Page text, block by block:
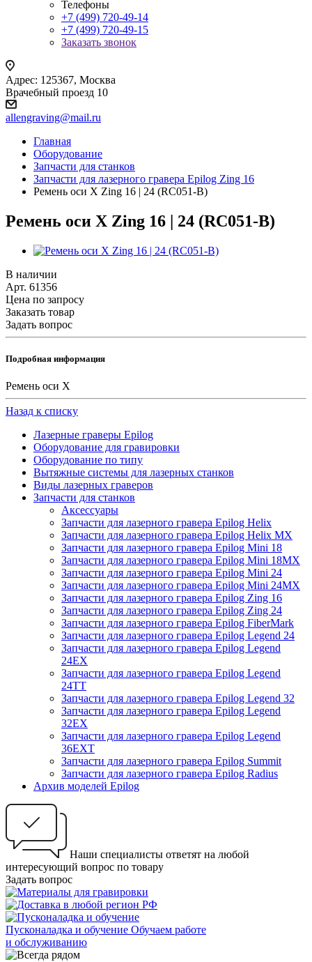
Телефоны
+7 (499) 720-49-14
+7 (499) 720-49-15
Заказать звонок
Адрес: 125367, Москва
Врачебный проезд 10
allengraving@mail.ru
Главная
Оборудование
Запчасти для станков
Запчасти для лазерного гравера Epilog Zing 16
Ремень оси X Zing 16 | 24 (RC051-B)
Ремень оси X Zing 16 | 24 (RC051-B)
В наличии
Арт. 61356
Цена по запросу
Заказать товар
Задать вопрос
Подробная информация
Ремень оси X
Назад к списку
Лазерные граверы Epilog
Оборудование для гравировки
Оборудование по типу
Вытяжные системы для лазерных станков
Виды лазерных граверов
Запчасти для станков
Аксессуары
Запчасти для лазерного гравера Epilog Helix
Запчасти для лазерного гравера Epilog Helix MX
Запчасти для лазерного гравера Epilog Mini 18
Запчасти для лазерного гравера Epilog Mini 18MX
Запчасти для лазерного гравера Epilog Mini 24
Запчасти для лазерного гравера Epilog Mini 24MX
Запчасти для лазерного гравера Epilog Zing 16
Запчасти для лазерного гравера Epilog Zing 24
Запчасти для лазерного гравера Epilog FiberMark
Запчасти для лазерного гравера Epilog Legend 24
Запчасти для лазерного гравера Epilog Legend
24EX
Запчасти для лазерного гравера Epilog Legend
24TT
Запчасти для лазерного гравера Epilog Legend 32
Запчасти для лазерного гравера Epilog Legend
32EX
Запчасти для лазерного гравера Epilog Legend
36EXT
Запчасти для лазерного гравера Epilog Summit
Запчасти для лазерного гравера Epilog Radius
Архив моделей Epilog
Наши специалисты ответят на любой
интересующий вопрос по товару
Задать вопрос
Пусконаладка и обучение Обучаем работе
и обслуживанию